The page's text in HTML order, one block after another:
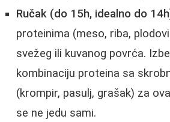
Ručak (do 15h, idealno do
proteinima (meso, riba,
svežeg ili kuvanog povrća.
kombinaciju proteina sa
(krompir, pasulj, grašak) za
se ne jedu sami.